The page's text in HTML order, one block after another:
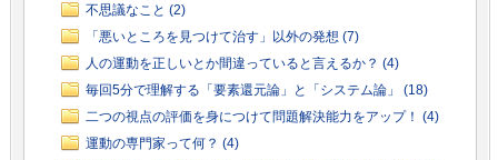
不思議なこと (2)
「悪いところを見つけて治す」以外の発想 (7)
人の運動を正しいとか間違っていると言えるか？ (4)
毎回5分で理解する「要素還元論」と「システム論」 (18)
二つの視点の評価を身につけて問題解決能力をアップ！ (4)
運動の専門家って何？ (4)